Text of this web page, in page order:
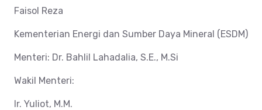
Faisol Reza
Kementerian Energi dan Sumber Daya Mineral (ESDM)
Menteri: Dr. Bahlil Lahadalia, S.E., M.Si
Wakil Menteri:
Ir. Yuliot, M.M.